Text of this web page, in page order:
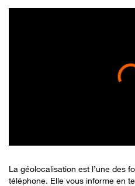
La géolocalisation est l’une des
téléphone. Elle vous informe en